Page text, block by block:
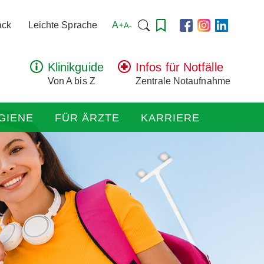
Leichte Sprache A+A- Suchen
Klinikguide
Von A bis Z
Infos für Notfälle
Zentrale Notaufnahme
FÜR ÄRZTE KARRIERE